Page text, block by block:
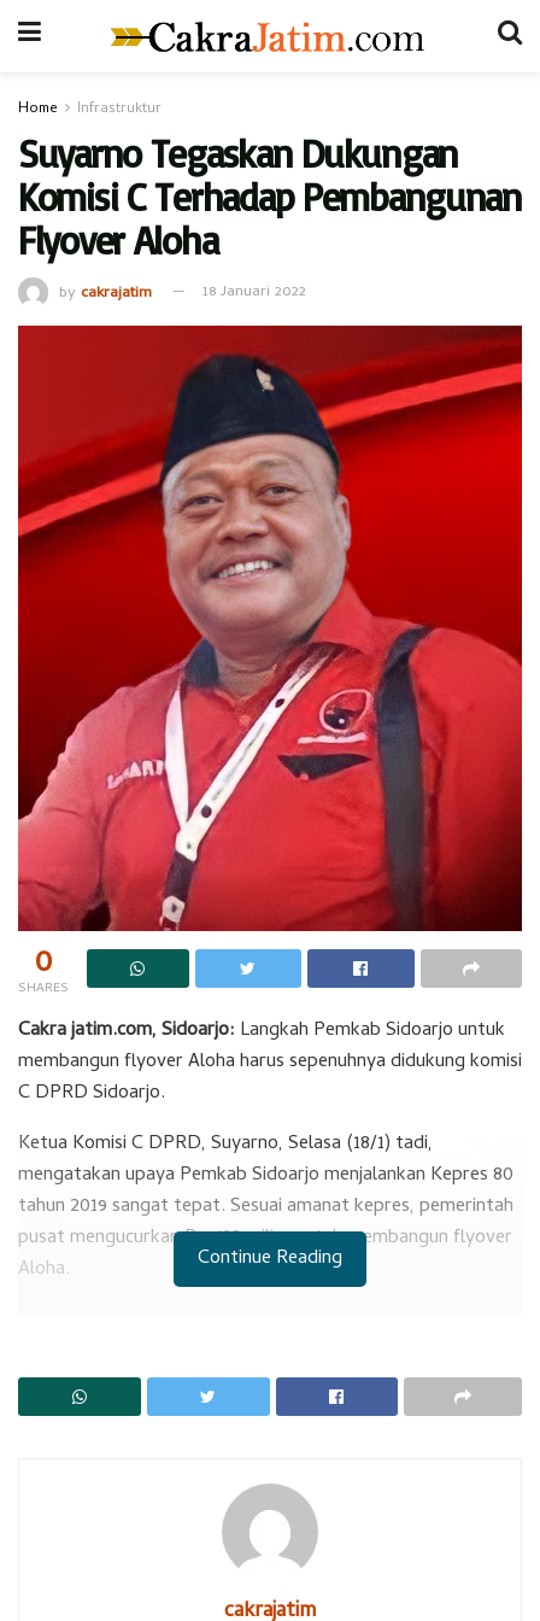
Home Infrastruktur
Suyarno Tegaskan Dukungan
Komisi C Terhadap Pembangunan
Flyover Aloha
by cakrajatim 18 Januari 2022
0
SHARES
Cakra jatim.com, Sidoarjo: Langkah Pemkab Sidoarjo untuk
membangun flyover Aloha harus sepenuhnya didukung komisi
C DPRD Sidoarjo.
Ketua Komisi C DPRD, Suyarno, Selasa (18/1) tadi,
mengatakan upaya Pemkab Sidoarjo menjalankan Kepres 80
tahun 2019 sangat tepat. Sesuai amanat kepres, pemerintah
pusat mengucurkan Rp 438 miliar untuk membangun flyover
Aloha.
Temuan BPK Mengejutkan di Sidoarjo
RS Sedati Dilanjutkan Kembali
Proyek ini akan membantu memecah kemacetan yang timbul
di Raya Gedangan. “Macet di Gedangan ini luar biasa. Tidak
mengenal hari libur. Dan salah satu cara mengurainya dengan
Continue Reading
cakrajatim